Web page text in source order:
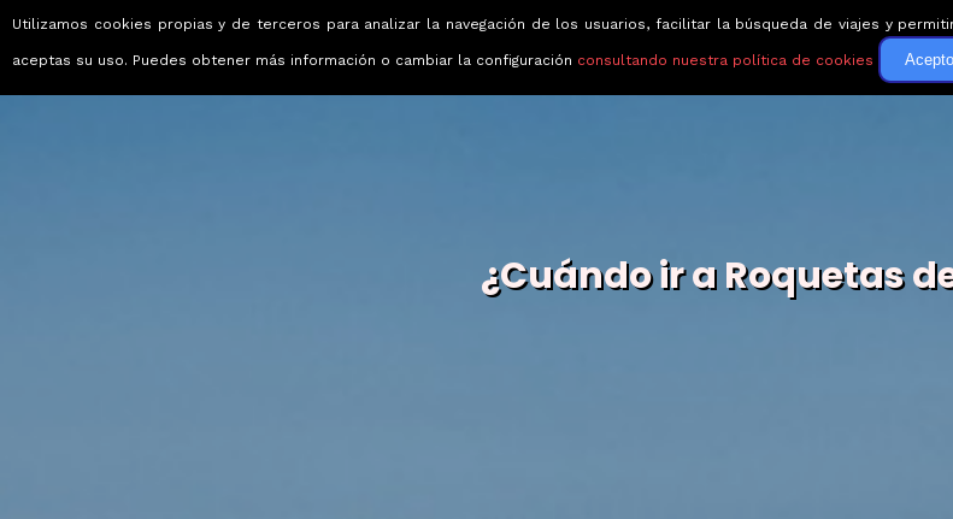
Viajes que emocionan
Circuitos
¿Cuándo ir a Roquetas
Utilizamos cookies propias y de terceros para analizar la navegación de los usuarios, facilitar la búsqueda de viajes y
aceptas su uso. Puedes obtener más información o cambiar la configuración consultando nuestra política de cookies Acepto